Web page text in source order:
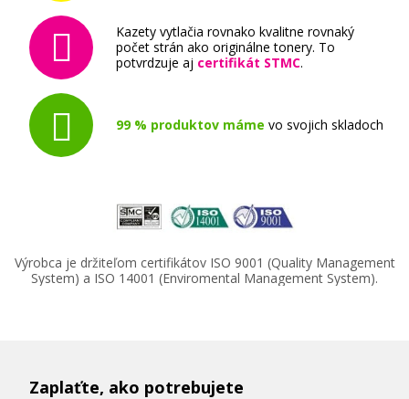
Kazety vytlačia rovnako kvalitne rovnaký
počet strán ako originálne tonery. To
potvrdzuje aj certifikát STMC.
99 % produktov máme vo svojich skladoch
Výrobca je držiteľom certifikátov ISO 9001 (Quality Management
System) a ISO 14001 (Enviromental Management System).
Zaplaťte, ako potrebujete